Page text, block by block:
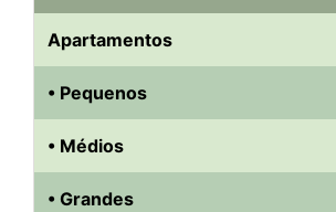
Apartamentos
• Pequenos
• Médios
• Grandes